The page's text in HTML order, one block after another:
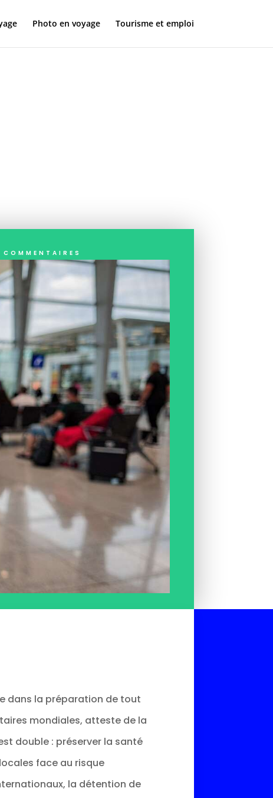
Photo en voyage Tourisme et emploi
dans la préparation de tout
mondiales, atteste de la
double : préserver la santé
face au risque
la détention de